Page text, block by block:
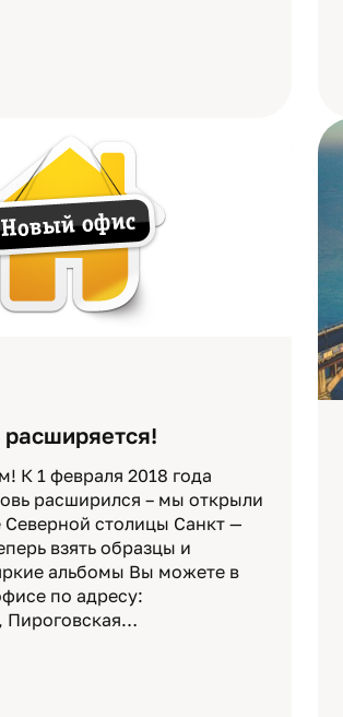
К 1 февраля 2018 года
расширился – мы открыли
столицы Санкт —
взять образцы и
альбомы Вы можете в
по адресу:
Пироговская…